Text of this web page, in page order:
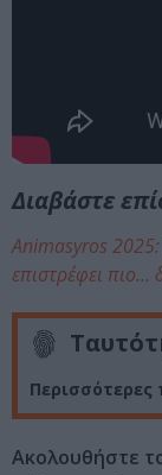
Διαβάστε
Animasyros 2025:
επιστρέφει πιο…
Περισσότερες
Ακολουθήστε